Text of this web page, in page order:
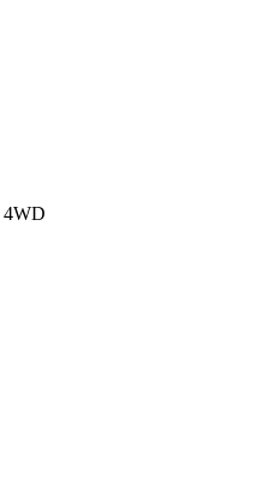
4WD